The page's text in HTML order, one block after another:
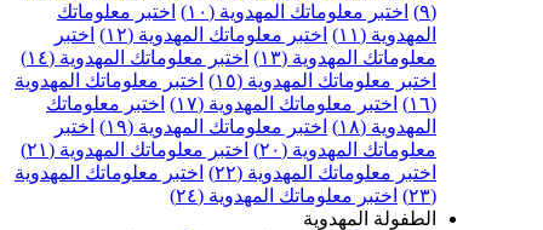
اختبر معلوماتك المهدوية (١٠)
اختبر معلوماتك
اختبر معلوماتك المهدوية (١٢)
اختبر
المهدوية (١٣)
اختبر معلوماتك المهدوية (١٤)
معلوماتك المهدوية (١٥)
اختبر معلوماتك المهدوية
اختبر معلوماتك المهدوية (١٧)
اختبر معلوماتك
اختبر معلوماتك المهدوية (١٩)
اختبر
المهدوية (٢٠)
اختبر معلوماتك المهدوية (٢١)
معلوماتك المهدوية (٢٢)
اختبر معلوماتك المهدوية
اختبر معلوماتك المهدوية (٢٤)
المهدوية